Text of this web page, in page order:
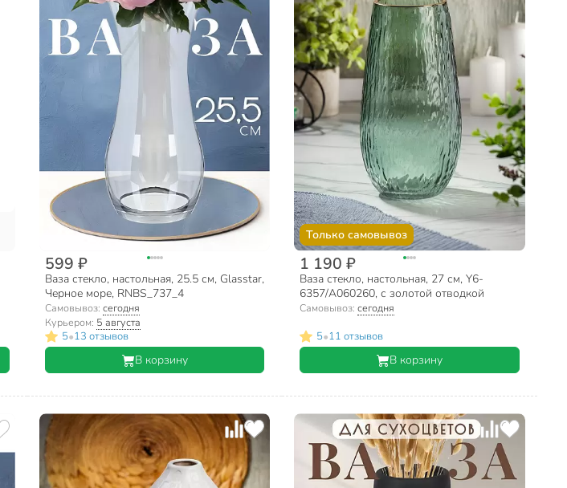
599 ₽
Ваза стекло, настольная, 25.5 см, Glasstar,
Черное море, RNBS_737_4
Самовывоз: сегодня
Курьером: 5 августа
5•13 отзывов
В корзину
Только самовывоз
1 190 ₽
Ваза стекло, настольная, 27 см, Y6-
6357/A060260, с золотой отводкой
Самовывоз:сегодня
5•11 отзывов
В корзину